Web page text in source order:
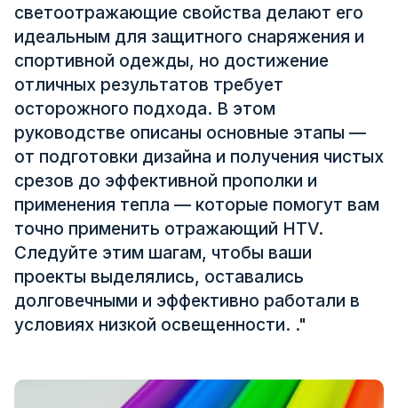
Сертификат
Каталог
Видео
Контакт
светоотражающие свойства делают его
идеальным для защитного снаряжения и
спортивной одежды, но достижение
отличных результатов требует
осторожного подхода. В этом
руководстве описаны основные этапы —
от подготовки дизайна и получения чистых
срезов до эффективной прополки и
применения тепла — которые помогут вам
точно применить отражающий HTV.
Следуйте этим шагам, чтобы ваши
проекты выделялись, оставались
долговечными и эффективно работали в
условиях низкой освещенности. ."